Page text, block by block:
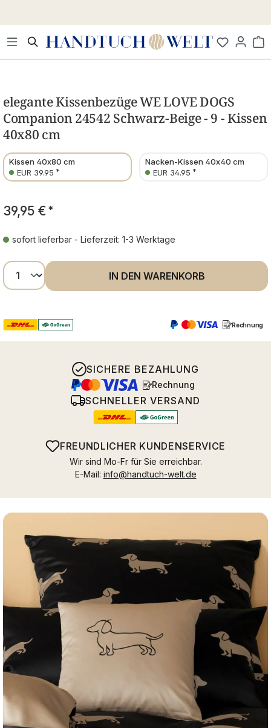
elegante Kissenbezüge WE LOVE DOGS
Companion 24542 Schwarz-Beige - 9 - Kissen
40x80 cm
Kissen 40x80 cm
EUR 39.95 *
Nacken-Kissen 40x40 cm
EUR 34.95 *
39,95 € *
sofort lieferbar - Lieferzeit: 1-3 Werktage
Produkt Anzahl: Gib den gewünschten
IN DEN WARENKORB
Rechnung
SICHERE BEZAHLUNG
Rechnung
SCHNELLER VERSAND
FREUNDLICHER KUNDENSERVICE
Wir sind Mo-Fr für Sie erreichbar.
E-Mail: info@handtuch-welt.de